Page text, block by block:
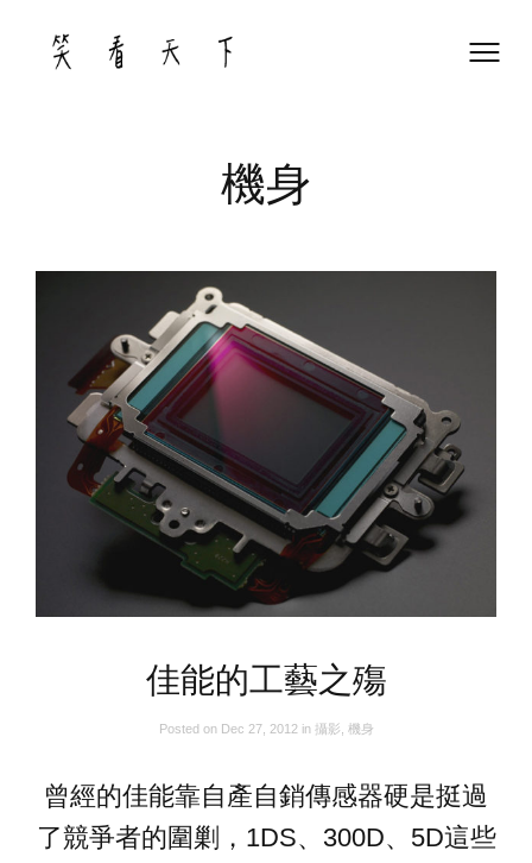
content
機身
佳能的工藝之殤
Posted on Dec 27, 2012 in 攝影 機身
曾經的佳能靠自產自銷傳感器硬是挺過
了競爭者的圍剿，1DS、300D、5D這些